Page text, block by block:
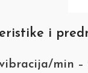
i
min